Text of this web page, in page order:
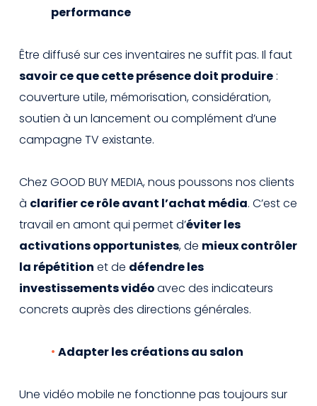
performance
Être diffusé sur ces inventaires ne suffit pas. Il faut
savoir ce que cette présence doit produire :
couverture utile, mémorisation, considération,
soutien à un lancement ou complément d’une
campagne TV existante.
Chez GOOD BUY MEDIA, nous poussons nos clients
à clarifier ce rôle avant l’achat média. C’est ce
travail en amont qui permet d’éviter les
activations opportunistes, de mieux contrôler
la répétition et de défendre les
investissements vidéoavec des indicateurs
concrets auprès des directions générales.
Adapter les créations au salon
Une vidéo mobile ne fonctionne pas toujours sur